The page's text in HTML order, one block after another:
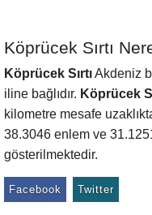
Köprücek Sırtı
Köprücek SırtıAkdeniz
iline bağlıdır. Köprücek
kilometre mesafe
38.3046 enlem ve
gösterilmektedir.
Facebook Twitter